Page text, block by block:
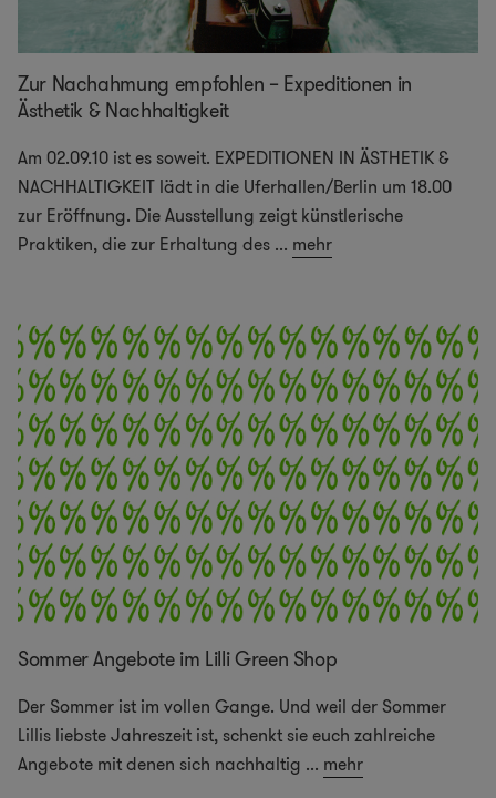
Zur Nachahmung empfohlen – Expeditionen in
Ästhetik & Nachhaltigkeit
Am 02.09.10 ist es soweit. EXPEDITIONEN IN ÄSTHETIK &
NACHHALTIGKEIT lädt in die Uferhallen/Berlin um 18.00
zur Eröffnung. Die Ausstellung zeigt künstlerische
Praktiken, die zur Erhaltung des ... mehr
Sommer Angebote im Lilli Green Shop
Der Sommer ist im vollen Gange. Und weil der Sommer
Lillis liebste Jahreszeit ist, schenkt sie euch zahlreiche
Angebote mit denen sich nachhaltig ... mehr